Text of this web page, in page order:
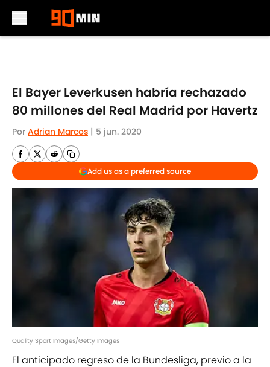
El Bayer Leverkusen habría rechazado
80 millones del Real Madrid por Havertz
Por Adrian Marcos | 5 jun. 2020
Add us as a preferred source
Quality Sport Images/Getty Images
El anticipado regreso de la Bundesliga, previo a la